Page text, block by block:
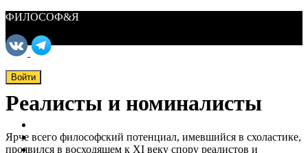
ФИЛОСОФ&Я
Войти
ФИЛОСОФ&Я
Материалы
О нас
Реалисты и номиналисты
Ярче всего философский потенциал, имевшийся в схоластике,
проявился в восходящем к ХI веку спору реалистов и